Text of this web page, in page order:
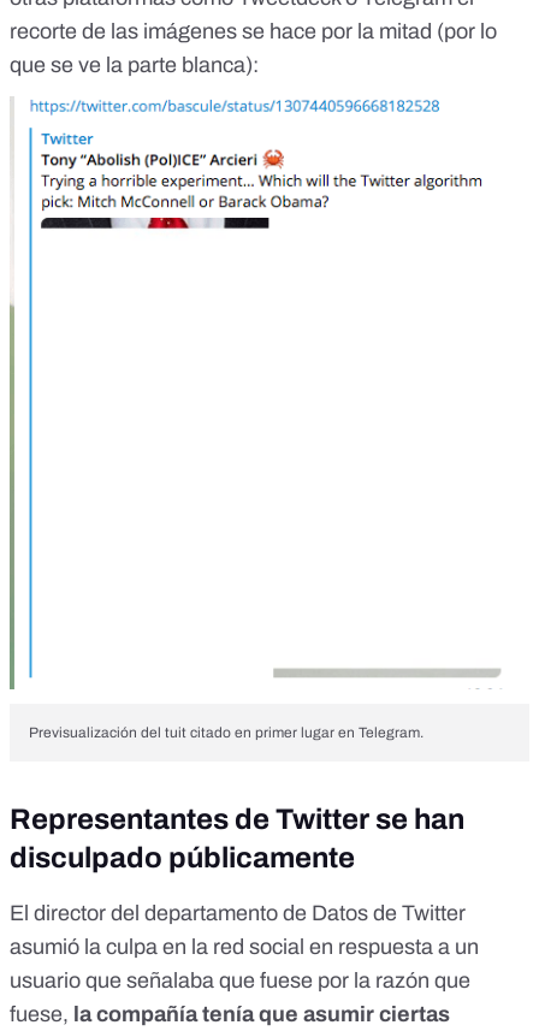
recorte de las imágenes se hace por la mitad (por lo
que se ve la parte blanca):
Previsualización del tuit citado en primer lugar en Telegram.
Representantes de Twitter se han
disculpado públicamente
El director del departamento de Datos de Twitter
asumió la culpa en la red social en respuesta a un
usuario que señalaba que fuese por la razón que
fuese, la compañía tenía que asumir ciertas